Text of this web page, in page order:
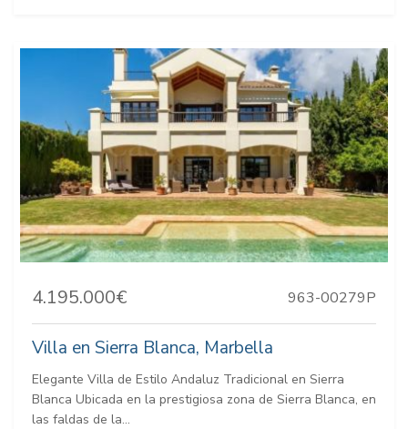
4.195.000€ 963-00279P
Villa en Sierra Blanca, Marbella
Elegante Villa de Estilo Andaluz Tradicional en Sierra
Blanca Ubicada en la prestigiosa zona de Sierra Blanca, en
las faldas de la...